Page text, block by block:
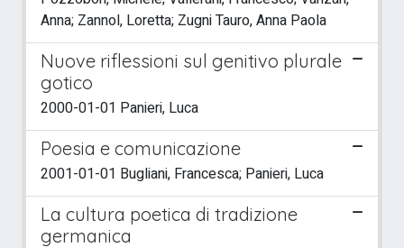
Anna; Zannol, Loretta; Zugni Tauro, Anna Paola
Nuove riflessioni sul genitivo plurale
gotico
2000-01-01 Panieri, Luca
Poesia e comunicazione
2001-01-01 Bugliani, Francesca; Panieri, Luca
La cultura poetica di tradizione
germanica